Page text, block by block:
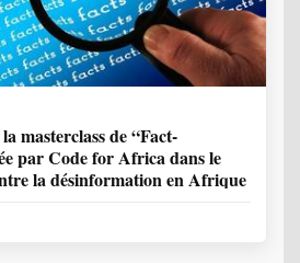
masterclass de “Fact-
par Code for Africa dans le
la désinformation en Afrique